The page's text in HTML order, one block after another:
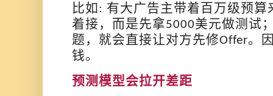
比如 : 有大广告主带着百万级预
着接，而是先拿5000美元做测试
题，就会直接让对方先修Offer。
钱。
预测模型会拉开差距